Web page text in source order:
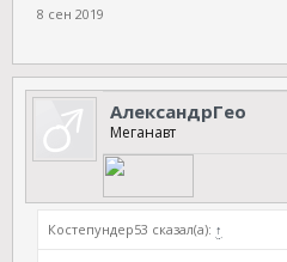
8 сен 2019
АлександрГео
Меганавт
Костепундер53 сказал(а): ↑